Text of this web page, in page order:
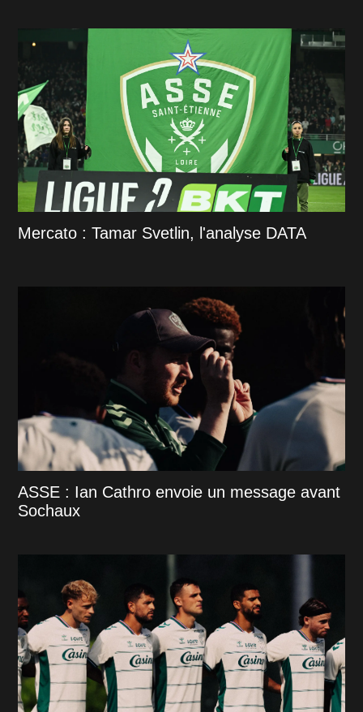
Mercato : Tamar Svetlin, l'analyse DATA
ASSE : Ian Cathro envoie un message avant
Sochaux